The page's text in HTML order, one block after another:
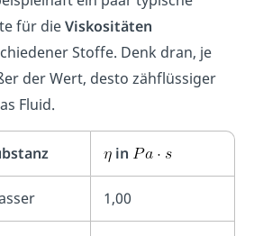
für dieViskositäten
Stoffe. Denk dran, je
der Wert, desto zähflüssiger
Fluid.
in
1,00